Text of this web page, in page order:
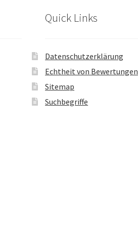
Quick Links
Datenschutzerklärung
Echtheit von Bewertungen
Sitemap
Suchbegriffe